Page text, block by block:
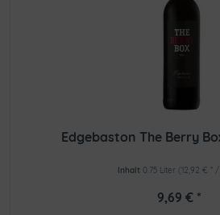
Edgebaston The Berry
Inhalt 0.75 Liter (12,92 € * /
9,69 € *